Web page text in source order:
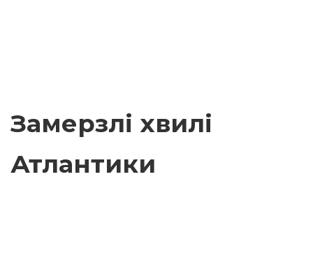
Замерзлі хвилі
Атлантики